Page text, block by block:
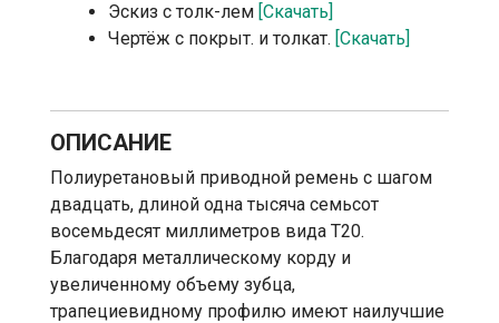
Эскиз с толк-лем [Скачать]
Чертёж с покрыт. и толкат. [Скачать]
ОПИСАНИЕ
Полиуретановый приводной ремень с шагом
двадцать, длиной одна тысяча семьсот
восемьдесят миллиметров вида T20.
Благодаря металлическому корду и
увеличенному объему зубца,
трапециевидному профилю имеют наилучшие